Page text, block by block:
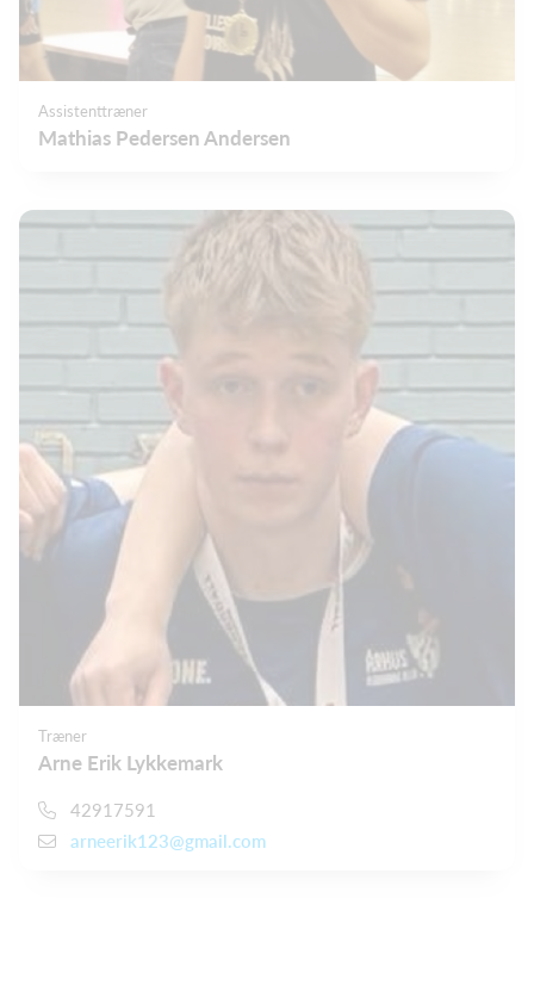
Assistenttræner
Mathias Pedersen Andersen
Træner
Arne Erik Lykkemark
42917591
arneerik123@gmail.com